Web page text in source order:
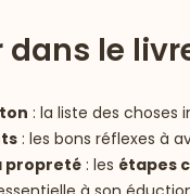
dans le
: la liste des choses
: les bons réflexes à
propreté: les étapes